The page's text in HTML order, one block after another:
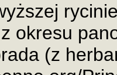
okresu
(z